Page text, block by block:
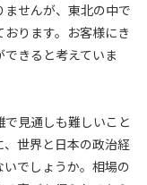
せんが、東北の中で
ります。お客様にき
きると考えていま
見通しも難しいこと
世界と日本の政治経
でしょうか。相場の